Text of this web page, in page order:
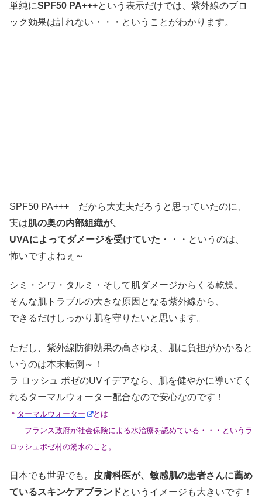
単純にSPF50 PA+++という表示だけでは、紫外線のブロ
ック効果は計れない・・・ということがわかります。
SPF50 PA+++ だから大丈夫だろうと思っていたのに、
実は肌の奥の内部組織が、
UVAによってダメージを受けていた ・・・というのは、
怖いですよねぇ～
シミ・シワ・タルミ・そして肌ダメージからくる乾燥。
そんな肌トラブルの大きな原因となる紫外線から、
できるだけしっかり肌を守りたいと思います。
ただし、紫外線防御効果の高さゆえ、肌に負担がかかると
いうのは本末転倒～！
ラ ロッシュ ポゼのUVイデアなら、肌を健やかに導いてく
れるターマルウォーター配合なので安心なのです！
＊ ターマルウォーター
とは
フランス政府が社会保険による水治療を認めている・・・というラ
ロッシュポゼ村の湧水のこと。
日本でも世界でも。
皮膚科医が、敏感肌の患者さんに薦め
ているスキンケアブランドというイメージも大きいです！